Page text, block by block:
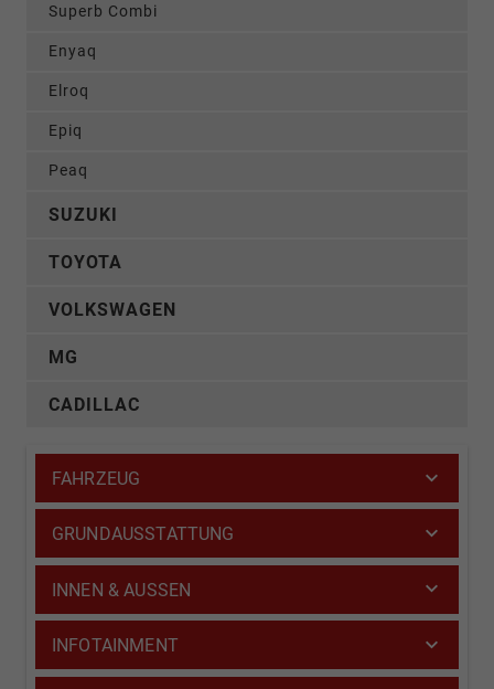
Superb Combi
Enyaq
Elroq
Epiq
Peaq
SUZUKI
TOYOTA
VOLKSWAGEN
MG
CADILLAC
FAHRZEUG
GRUNDAUSSTATTUNG
INNEN & AUSSEN
INFOTAINMENT